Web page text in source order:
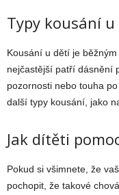
Typy kousání
Kousání u dětí je
nejčastější patří dásnění
pozornosti nebo touha
další typy kousání, jako
Jak dítěti
Pokud si všimnete, že
pochopit, že takové